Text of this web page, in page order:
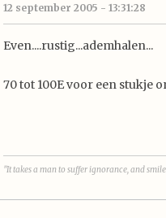
12 september 2005 - 13:31:28
Even....rustig...ademhalen...
70 tot 100E voor een stukje
"It takes a man to suffer ignorance, and